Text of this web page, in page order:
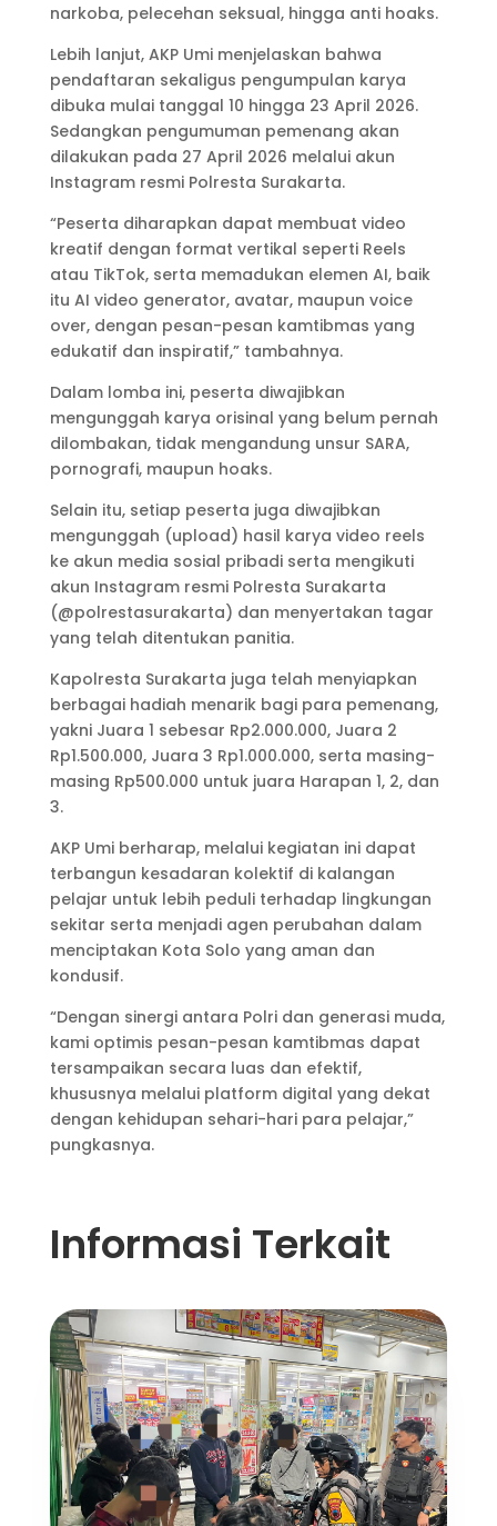
narkoba, pelecehan seksual, hingga anti hoaks.
Lebih lanjut, AKP Umi menjelaskan bahwa
pendaftaran sekaligus pengumpulan karya
dibuka mulai tanggal 10 hingga 23 April 2026.
Sedangkan pengumuman pemenang akan
dilakukan pada 27 April 2026 melalui akun
Instagram resmi Polresta Surakarta.
“Peserta diharapkan dapat membuat video
kreatif dengan format vertikal seperti Reels
atau TikTok, serta memadukan elemen AI, baik
itu AI video generator, avatar, maupun voice
over, dengan pesan-pesan kamtibmas yang
edukatif dan inspiratif,” tambahnya.
Dalam lomba ini, peserta diwajibkan
mengunggah karya orisinal yang belum pernah
dilombakan, tidak mengandung unsur SARA,
pornografi, maupun hoaks.
Selain itu, setiap peserta juga diwajibkan
mengunggah (upload) hasil karya video reels
ke akun media sosial pribadi serta mengikuti
akun Instagram resmi Polresta Surakarta
(@polrestasurakarta) dan menyertakan tagar
yang telah ditentukan panitia.
Kapolresta Surakarta juga telah menyiapkan
berbagai hadiah menarik bagi para pemenang,
yakni Juara 1 sebesar Rp2.000.000, Juara 2
Rp1.500.000, Juara 3 Rp1.000.000, serta masing-
masing Rp500.000 untuk juara Harapan 1, 2, dan
3.
AKP Umi berharap, melalui kegiatan ini dapat
terbangun kesadaran kolektif di kalangan
pelajar untuk lebih peduli terhadap lingkungan
sekitar serta menjadi agen perubahan dalam
menciptakan Kota Solo yang aman dan
kondusif.
“Dengan sinergi antara Polri dan generasi muda,
kami optimis pesan-pesan kamtibmas dapat
tersampaikan secara luas dan efektif,
khususnya melalui platform digital yang dekat
dengan kehidupan sehari-hari para pelajar,”
pungkasnya.
Informasi Terkait